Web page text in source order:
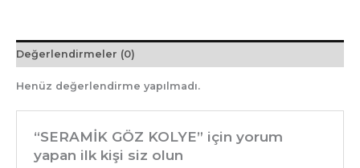
Değerlendirmeler (0)
Henüz değerlendirme yapılmadı.
“SERAMİK GÖZ KOLYE” için yorum
yapan ilk kişi siz olun